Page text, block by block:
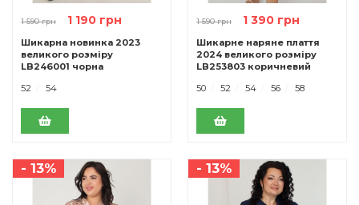
1 590 грн 1 190 грн
Шикарна новинка 2023
великого розміру
LB246001 чорна
52
54
1 590 грн 1 390 грн
Шикарне наряне плаття
2024 великого розміру
LB253803 коричневий
50
52 54 56 58
- 13% - 13%